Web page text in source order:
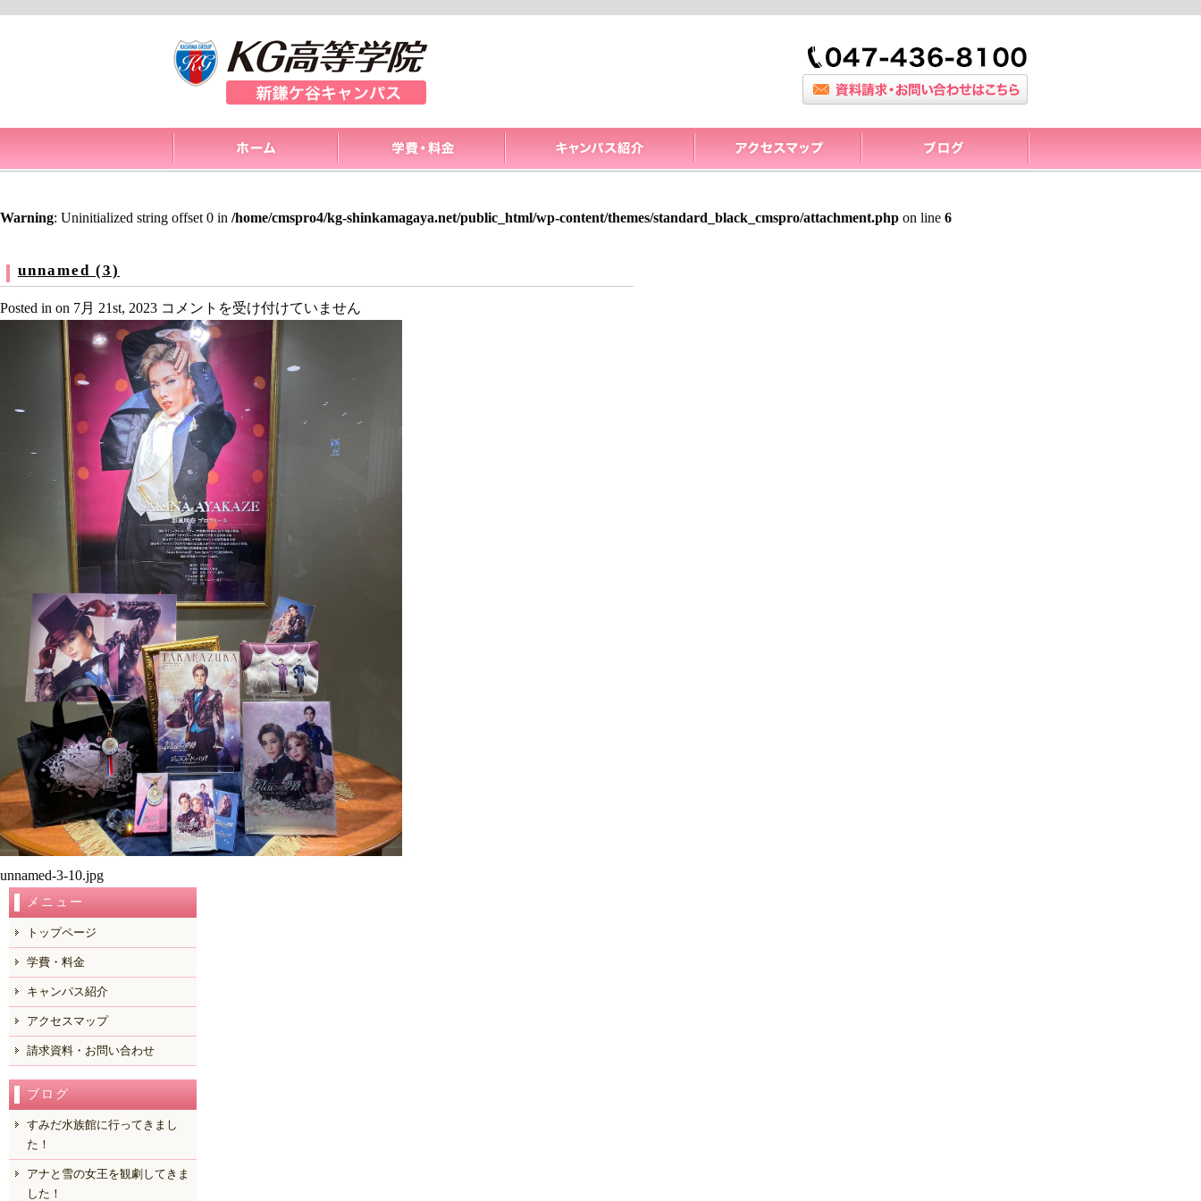
Warning: Uninitialized string offset 0 in /home/cmspro4/kg-shinkamagaya.net/public_html/wp-content/themes/standard_black_cmspro/attachment.php on line 6
unnamed (3)
Posted in on 7月 21st, 2023 unnamed
(3)
は
コメントを受け付けていません
unnamed-3-10.jpg
メニュー
トップページ
学費・料金
キャンパス紹介
アクセスマップ
請求資料・お問い合わせ
ブログ
すみだ水族館に行ってきまし
た！
アナと雪の女王を観劇してきま
した！